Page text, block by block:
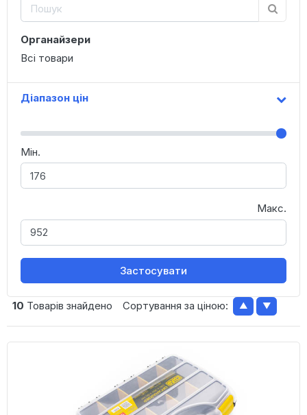
Органайзери
Всі товари
Діапазон цін
Мін.
Макс.
Застосувати
10 Товарів знайдено Сортування за ціною: ▲ ▼